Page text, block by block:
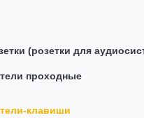
(розетки для
проходные
клавиши